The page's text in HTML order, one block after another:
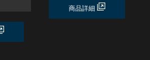
商品詳細